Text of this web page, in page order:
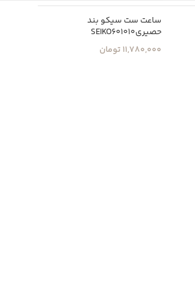
ساعت ست سیکو بند
حصیریSEIKO601010
11,780,000تومان